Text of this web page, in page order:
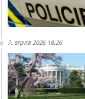
7. srpna 2026 18:26